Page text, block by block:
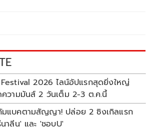
2026 ไลน์อัปแรกสุดยิ่งใหญ่
ความมันส์ 2 วันเต็ม 2-3 ต.ค.นี้
มแบคตามสัญญา! ปล่อย 2 ซิงเกิลแรก
าลีน' และ 'ชอบU'